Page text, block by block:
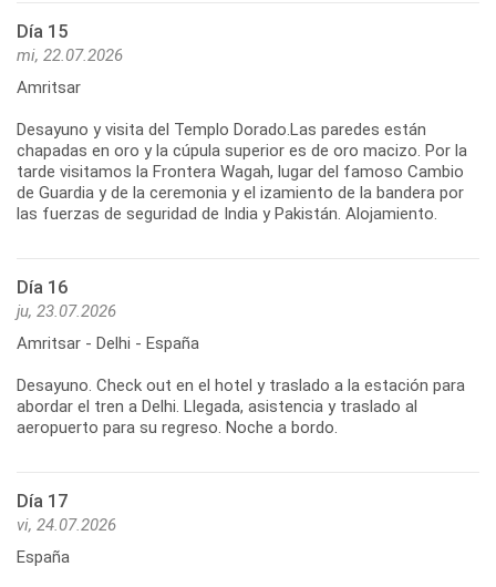
Día 15
mi, 22.07.2026
Amritsar
Desayuno y visita del Templo Dorado.Las paredes están
chapadas en oro y la cúpula superior es de oro macizo. Por la
tarde visitamos la Frontera Wagah, lugar del famoso Cambio
de Guardia y de la ceremonia y el izamiento de la bandera por
las fuerzas de seguridad de India y Pakistán. Alojamiento.
Día 16
ju, 23.07.2026
Amritsar - Delhi - España
Desayuno. Check out en el hotel y traslado a la estación para
abordar el tren a Delhi. Llegada, asistencia y traslado al
aeropuerto para su regreso. Noche a bordo.
Día 17
vi, 24.07.2026
España